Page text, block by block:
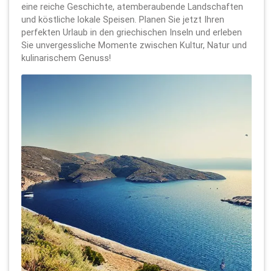
eine reiche Geschichte, atemberaubende Landschaften
und köstliche lokale Speisen. Planen Sie jetzt Ihren
perfekten Urlaub in den griechischen Inseln und erleben
Sie unvergessliche Momente zwischen Kultur, Natur und
kulinarischem Genuss!